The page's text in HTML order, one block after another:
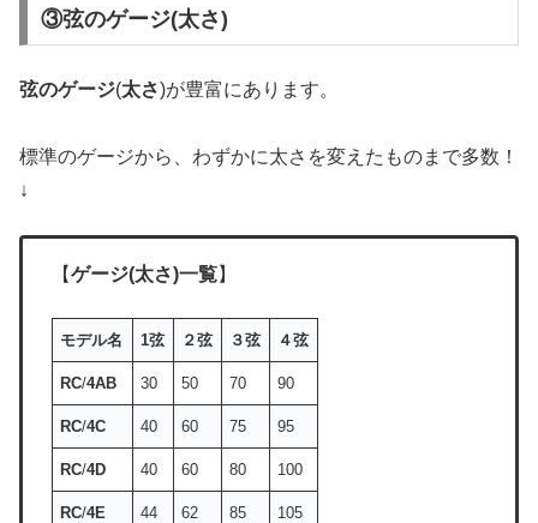
③弦のゲージ(太さ)
弦のゲージ(太さ)が豊富にあります。
標準のゲージから、わずかに太さを変えたものまで多数！
↓
【ゲージ(太さ)一覧】
モデル名 1弦 ２弦 ３弦 ４弦
RC/4AB 30 50 70 90
RC/4C 40 60 75 95
RC/4D 40 60 80 100
RC/4E 44 62 85 105